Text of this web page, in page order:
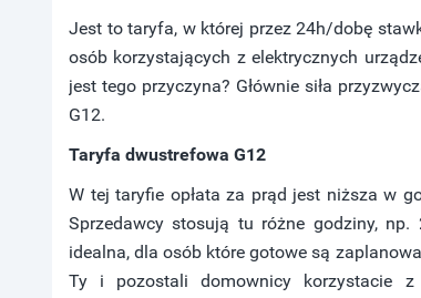
Jest to taryfa, w której przez 24h/dobę
osób korzystających z elektrycznych
jest tego przyczyna? Głównie siła
G12.
Taryfa dwustrefowa G12
W tej taryfie opłata za prąd jest niższa w
Sprzedawcy stosują tu różne godziny,
idealna, dla osób które gotowe są
Ty i pozostali domownicy korzystacie z